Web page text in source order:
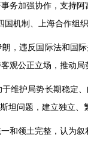
务加强协作，支持
机制、上海合作
，违反国际法和国
观公正立场，推动
维护局势长期稳定
坦问题，建立独立
和领土完整，认为